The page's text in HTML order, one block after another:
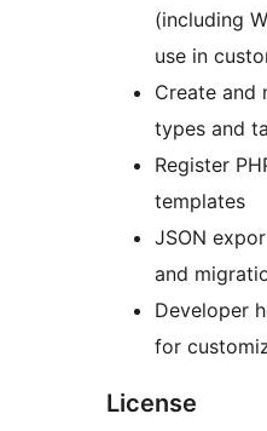
(including
use in
Create and
types and
Register
templates
JSON
and
Developer
for
License